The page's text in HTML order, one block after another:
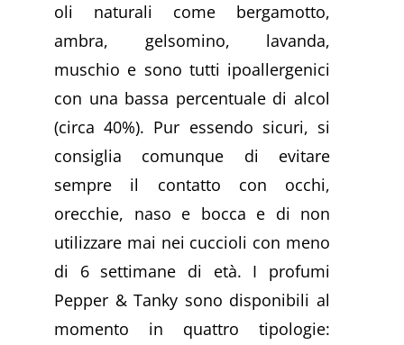
oli naturali come bergamotto,
ambra, gelsomino, lavanda,
muschio e sono tutti ipoallergenici
con una bassa percentuale di alcol
(circa 40%). Pur essendo sicuri, si
consiglia comunque di evitare
sempre il contatto con occhi,
orecchie, naso e bocca e di non
utilizzare mai nei cuccioli con meno
di 6 settimane di età. I profumi
Pepper & Tanky sono disponibili al
momento in quattro tipologie: